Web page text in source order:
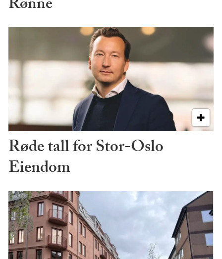
Rønne
Røde tall for Stor-Oslo
Eiendom